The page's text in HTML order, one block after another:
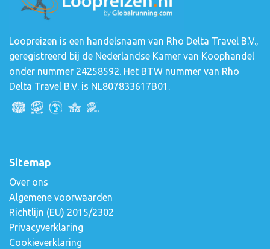
Loopreizen is een handelsnaam van Rho Delta Travel B.V.,
geregistreerd bij de Nederlandse Kamer van Koophandel
onder nummer 24258592. Het BTW nummer van Rho
Delta Travel B.V. is NL807833617B01.
Sitemap
Over ons
Algemene voorwaarden
Richtlijn (EU) 2015/2302
Privacyverklaring
Cookieverklaring